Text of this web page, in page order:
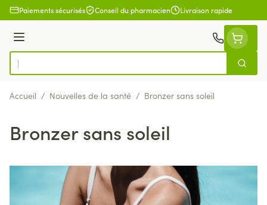
Aller au contenu
Paiements sécurisés Conseil du pharmacien Livraison rapide
Menu
Rechercher
Accueil / Nouvelles de la santé / Bronzer sans soleil
Bronzer sans soleil